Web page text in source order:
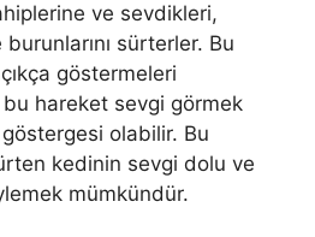
ve sevdikleri,
sürterler. Bu
göstermeleri
bu hareket sevgi görmek
olabilir. Bu
kedinin sevgi dolu ve
mümkündür.